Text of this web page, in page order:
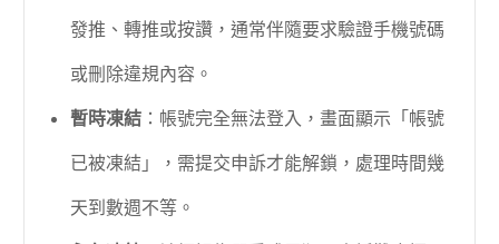
發推、轉推或按讚，通常伴隨要求驗證手機號碼
或刪除違規內容。
暫時凍結 ：帳號完全無法登入，畫面顯示「帳號
已被凍結」，需提交申訴才能解鎖，處理時間幾
天到數週不等。